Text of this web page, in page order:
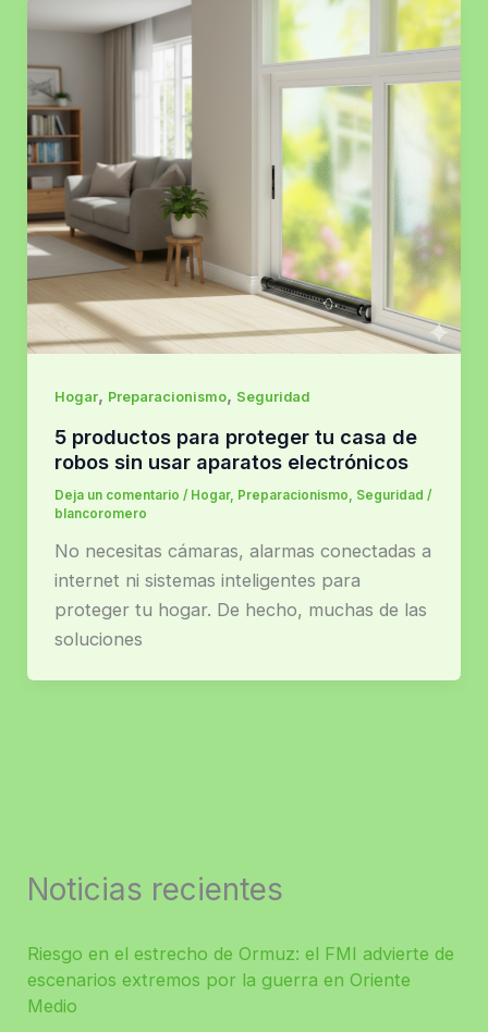
Hogar, Preparacionismo, Seguridad
5 productos para proteger tu casa de
robos sin usar aparatos electrónicos
Deja un comentario / Hogar, Preparacionismo, Seguridad /
blancoromero
No necesitas cámaras, alarmas conectadas a
internet ni sistemas inteligentes para
proteger tu hogar. De hecho, muchas de las
soluciones
Noticias recientes
Riesgo en el estrecho de Ormuz: el FMI advierte de
escenarios extremos por la guerra en Oriente
Medio